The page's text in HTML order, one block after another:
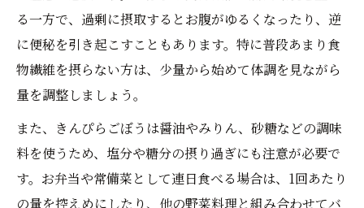
る一方で、過剰に摂取するとお腹がゆるくなったり、逆
に便秘を引き起こすこともあります。特に普段あまり食
物繊維を摂らない方は、少量から始めて体調を見ながら
量を調整しましょう。
また、きんぴらごぼうは醤油やみりん、砂糖などの調味
料を使うため、塩分や糖分の摂り過ぎにも注意が必要で
す。お弁当や常備菜として連日食べる場合は、1回あたり
の量を控えめにしたり、他の野菜料理と組み合わせてバ